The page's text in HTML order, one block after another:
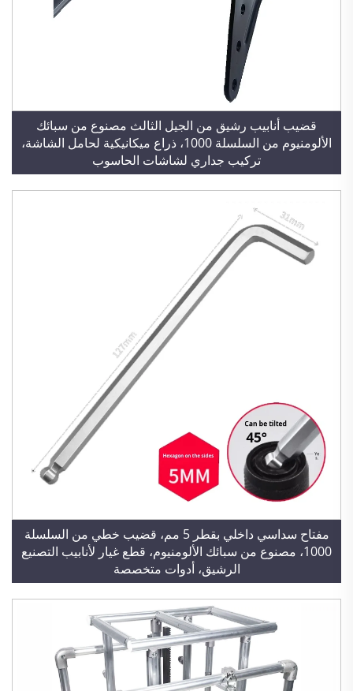
قضيب أنابيب رشيق من الجيل الثالث مصنوع من سبائك
الألومنيوم من السلسلة 1000، ذراع ميكانيكية لحامل الشاشة،
تركيب جداري لشاشات الحاسوب
مفتاح سداسي داخلي بقطر 5 مم، قضيب خطي من السلسلة
1000، مصنوع من سبائك الألومنيوم، قطع غيار لأنابيب التصنيع
الرشيق، أدوات متخصصة